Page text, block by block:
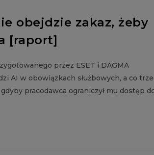
obejdzie zakaz, żeby
[raport]
przez ESET i DAGMA
AI w obowiązkach służbowych, a co
pracodawca ograniczył mu dostęp